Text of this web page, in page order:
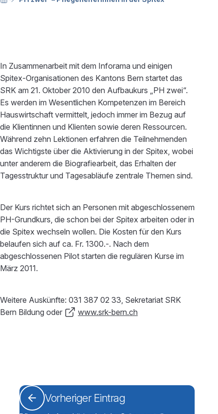
In Zusammenarbeit mit dem Inforama und einigen
Spitex-Organisationen des Kantons Bern startet das
SRK am 21. Oktober 2010 den Aufbaukurs „PH zwei“.
Es werden im Wesentlichen Kompetenzen im Bereich
Hauswirtschaft vermittelt, jedoch immer im Bezug auf
die Klientinnen und Klienten sowie deren Ressourcen.
Während zehn Lektionen erfahren die Teilnehmenden
das Wichtigste über die Aktivierung in der Spitex, wobei
unter anderem die Biografiearbeit, das Erhalten der
Tagesstruktur und Tagesabläufe zentrale Themen sind.
Der Kurs richtet sich an Personen mit abgeschlossenem
PH-Grundkurs, die schon bei der Spitex arbeiten oder in
die Spitex wechseln wollen. Die Kosten für den Kurs
belaufen sich auf ca. Fr. 1300.-. Nach dem
abgeschlossenen Pilot starten die regulären Kurse im
März 2011.
Weitere Auskünfte: 031 387 02 33, Sekretariat SRK
Bern Bildung oder
www.srk-bern.ch
Vorheriger Eintrag